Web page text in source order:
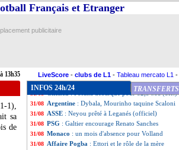
13h35
Français et Etranger
publicitaire
LiveScore - clubs de L1 - Tableau mercato L1 -
1),
sa
de
INFOS 24h/24 TRANSFERTS
31/08 Arsenal: une pépite ukrainienne en approche
31/08 PSG: accord avec Fulham pour Kurzawa
31/08 PSG
31/08 OM: Dieng, et maintenant Strasbourg ?
31/08 Juve: Paredes, les détails du transfert
: Fofana débarque pour 82,5 M€ (off.)
31/08 Argentine : Dybala, Mourinho taquine Scaloni
31/08 ASSE : Neyou prêté à Leganés (officiel)
31/08 PSG : Galtier encourage Renato Sanches
31/08 Monaco : un mois d'absence pour Volland
31/08 Affaire Pogba : Ettori et le rôle de la mère